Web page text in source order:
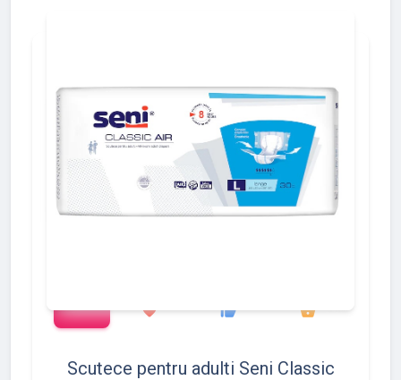
favorite thumb_up shopping_basket
Scutece pentru adulti Seni Classic